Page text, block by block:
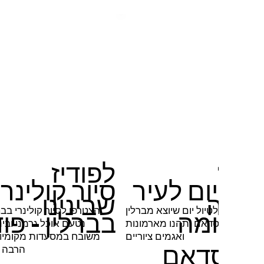
לפודיז
שבינינו
סיור
בברלין -
הצטרפו לסיור קולינרי
נטעם אוכל גרמני
משובח במסעדות
הרבה
יום לעיר
הצטרפו לטיול יום שיוצא מברלין
לפוטסדאם ותהנו מארמונות
ואגמים ציוריים